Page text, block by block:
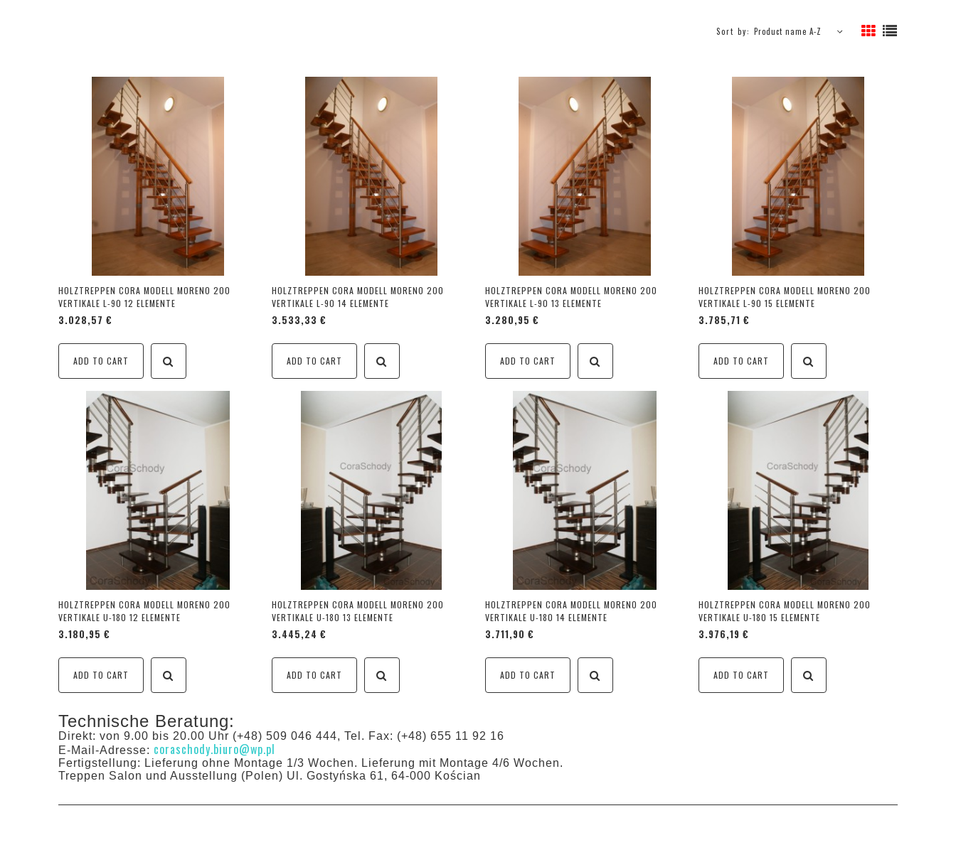
Sort by: Product name A-Z
HOLZTREPPEN CORA MODELL MORENO 200
VERTIKALE L-90 12 ELEMENTE
3.028,57 €
ADD TO CART
HOLZTREPPEN CORA MODELL MORENO 200
VERTIKALE L-90 14 ELEMENTE
3.533,33 €
ADD TO CART
HOLZTREPPEN CORA MODELL MORENO 200
VERTIKALE L-90 13 ELEMENTE
3.280,95 €
ADD TO CART
HOLZTREPPEN CORA MODELL MORENO 200
VERTIKALE L-90 15 ELEMENTE
3.785,71 €
ADD TO CART
HOLZTREPPEN CORA MODELL MORENO 200
VERTIKALE U-180 12 ELEMENTE
3.180,95 €
ADD TO CART
HOLZTREPPEN CORA MODELL MORENO 200
VERTIKALE U-180 13 ELEMENTE
3.445,24 €
ADD TO CART
HOLZTREPPEN CORA MODELL MORENO 200
VERTIKALE U-180 14 ELEMENTE
3.711,90 €
ADD TO CART
HOLZTREPPEN CORA MODELL MORENO 200
VERTIKALE U-180 15 ELEMENTE
3.976,19 €
ADD TO CART
Technische Beratung:
Direkt: von 9.00 bis 20.00 Uhr (+48) 509 046 444, Tel. Fax: (+48) 655 11 92 16
E-Mail-Adresse: coraschody.biuro@wp.pl
Fertigstellung: Lieferung ohne Montage 1/3 Wochen. Lieferung mit Montage 4/6 Wochen.
Treppen Salon und Ausstellung (Polen) Ul. Gostyńska 61, 64-000 Kościan